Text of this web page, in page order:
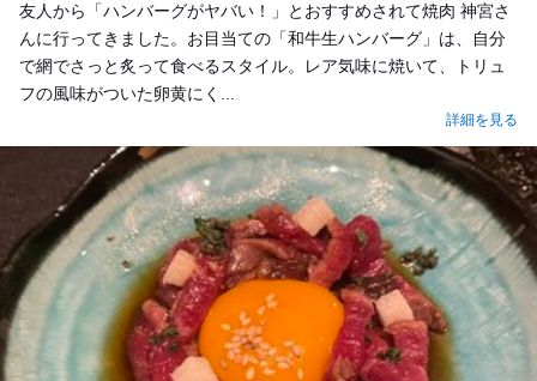
友人から「ハンバーグがヤバい！」とおすすめされて焼肉 神宮さ
んに行ってきました。お目当ての「和牛生ハンバーグ」は、自分
で網でさっと炙って食べるスタイル。レア気味に焼いて、トリュ
フの風味がついた卵黄にく...
詳細を見る